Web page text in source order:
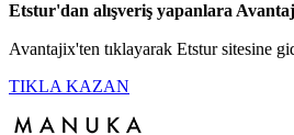
Etstur'dan alışveriş yapanlara
Avantajix'ten tıklayarak Etstur sitesine
TIKLA KAZAN